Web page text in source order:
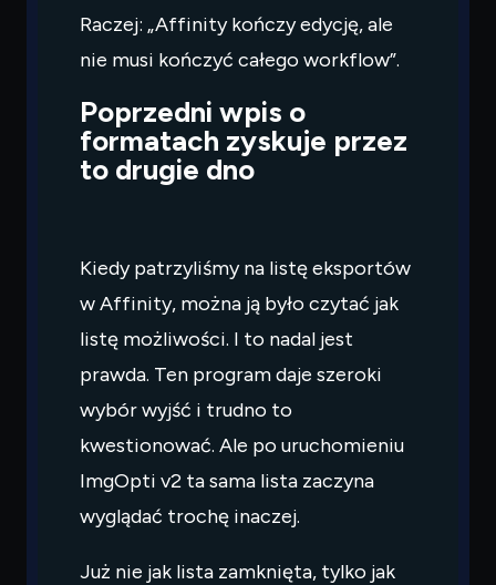
Raczej: „Affinity kończy edycję, ale
nie musi kończyć całego workflow”.
Poprzedni wpis o
formatach zyskuje przez
to drugie dno
Kiedy patrzyliśmy na listę eksportów
w Affinity, można ją było czytać jak
listę możliwości. I to nadal jest
prawda. Ten program daje szeroki
wybór wyjść i trudno to
kwestionować. Ale po uruchomieniu
ImgOpti v2 ta sama lista zaczyna
wyglądać trochę inaczej.
Już nie jak lista zamknięta, tylko jak